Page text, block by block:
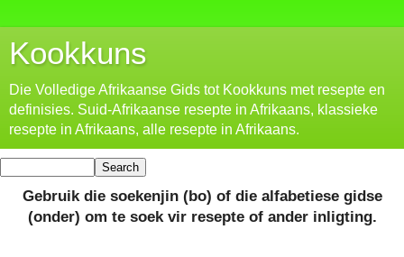
Kookkuns
Die Volledige Afrikaanse Gids tot Kookkuns met resepte en
definisies. Suid-Afrikaanse resepte in Afrikaans, klassieke
resepte in Afrikaans, alle resepte in Afrikaans.
Gebruik die soekenjin (bo) of die alfabetiese gidse
(onder) om te soek vir resepte of ander inligting.